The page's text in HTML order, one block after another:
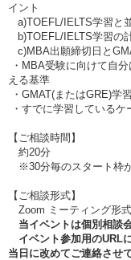
イント
a)TOEFL/IELTS学習と
b)TOEFL/IELTS学習の
c)MBA出願締切日と
・MBA受験に向けて自
える基準
・GMAT(またはGRE)学
・すでに学習している
【ご相談時間】
約20分
※30分毎のスタート枠が
【ご相談形式】
Zoom ミーティング形式
当イベントは個別相談
イベント参加用のURL
当日に改めてご連絡させ